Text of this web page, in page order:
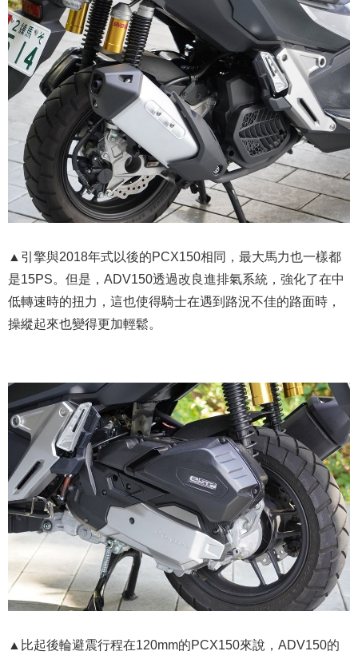
▲引擎與2018年式以後的PCX150相同，最大馬力也一樣都
是15PS。但是，ADV150透過改良進排氣系統，強化了在中
低轉速時的扭力，這也使得騎士在遇到路況不佳的路面時，
操縱起來也變得更加輕鬆。
▲比起後輪避震行程在120mm的PCX150來說，ADV150的